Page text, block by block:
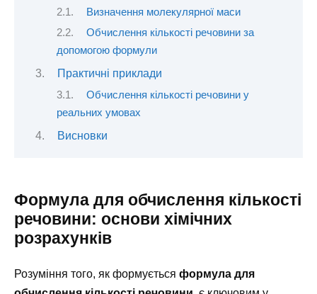
Визначення молекулярної маси
Обчислення кількості речовини за
допомогою формули
Практичні приклади
Обчислення кількості речовини у
реальних умовах
Висновки
Формула для обчислення кількості
речовини: основи хімічних
розрахунків
Розуміння того, як формується формула для